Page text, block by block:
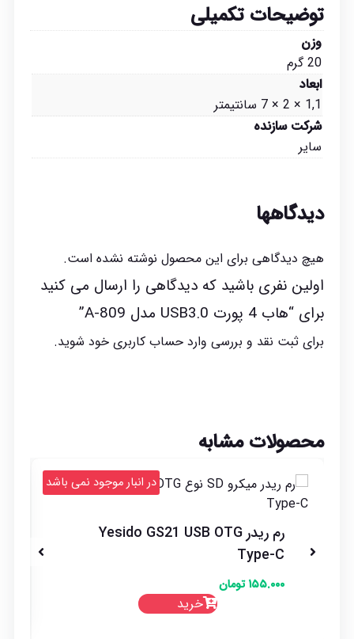
توضیحات تکمیلی
وزن
20 گرم
ابعاد
1,1 × 2 × 7 سانتیمتر
شرکت سازنده
سایر
دیدگاهها
هیچ دیدگاهی برای این محصول نوشته نشده است.
اولین نفری باشید که دیدگاهی را ارسال می کنید
برای “هاب 4 پورت USB3.0 مدل A-809”
برای ثبت نقد و بررسی وارد حساب کاربری خودشوید.
محصولات مشابه
در انبار موجود نمی باشد
رم ریدر Yesido GS21 USB OTG
Type-C
۱۵۵.۰۰۰ تومان
خرید